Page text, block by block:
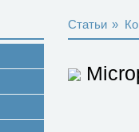
Статьи »